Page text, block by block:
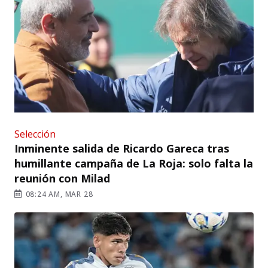
Selección
Inminente salida de Ricardo Gareca tras
humillante campaña de La Roja: solo falta la
reunión con Milad
08:24 AM, MAR 28